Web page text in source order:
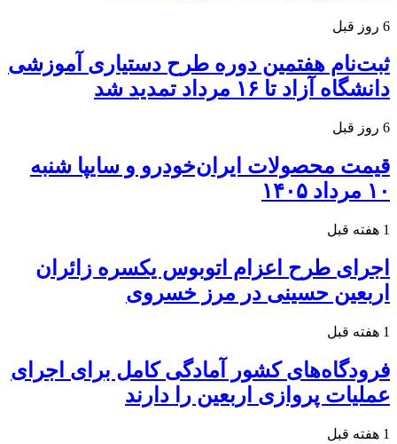
6 روز قبل
ثبت‌نام هفتمین دوره طرح دستیاری آموزشی
دانشگاه آزاد تا ۱۶ مرداد تمدید شد
6 روز قبل
قیمت محصولات ایران‌خودرو و سایپا شنبه
۱۰ مرداد ۱۴۰۵
1 هفته قبل
اجرای طرح اعزام اتوبوس یکسره زائران
اربعین حسینی در مرز خسروی
1 هفته قبل
فرودگاه‌های کشور آمادگی کامل برای اجرای
عملیات پروازی اربعین را دارند
1 هفته قبل